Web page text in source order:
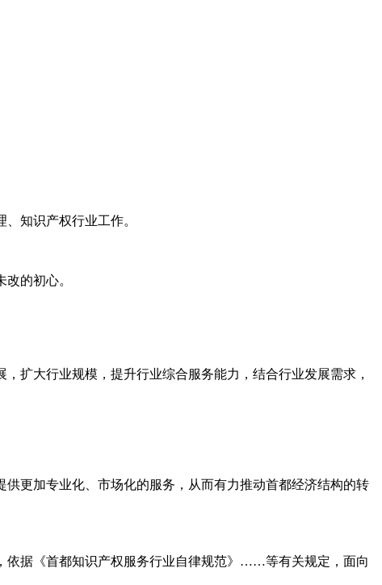
知识产权行业工作。
的初心。
扩大行业规模，提升行业综合服务能力，结合行业发展需求，
更加专业化、市场化的服务，从而有力推动首都经济结构的转
依据《首都知识产权服务行业自律规范》……等有关规定，面向